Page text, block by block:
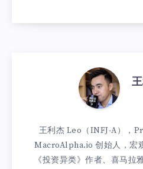
王利杰 Leo（INFJ-A），
MacroAlpha.io 创始人，宏
《投资异类》作者、喜马拉